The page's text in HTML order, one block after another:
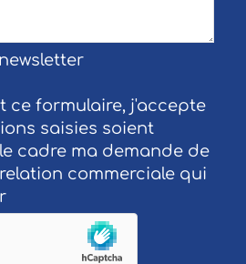
ce formulaire, j'accepte
saisies soient
cadre ma demande de
commerciale qui